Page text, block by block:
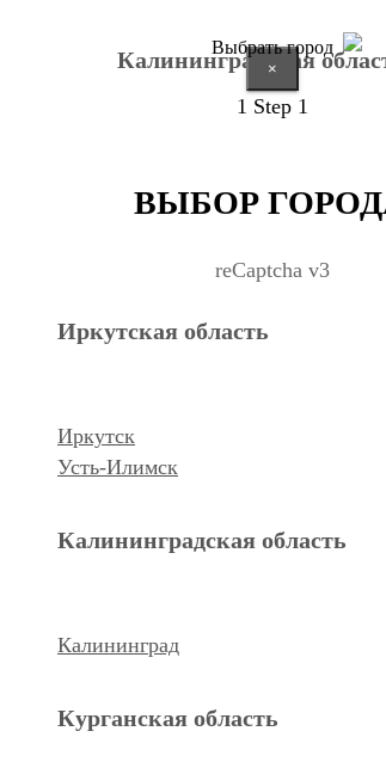
Калининградская
Курган
Выбрать город
×
1 Step 1
ВЫБОР
reCaptcha v3
Иркутская область
Иркутск
Усть-Илимск
Калининградская область
Калининград
Курганская область